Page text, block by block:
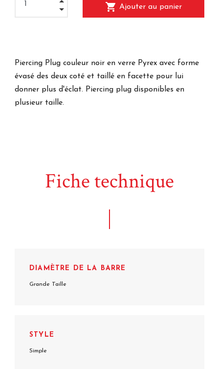
shopping_cart Ajouter au panier
Piercing Plug couleur noir en verre Pyrex avec forme
évasé des deux coté et taillé en facette pour lui
donner plus d'éclat. Piercing plug disponibles en
plusieur taille.
Fiche technique
DIAMÈTRE DE LA BARRE
Grande Taille
STYLE
Simple